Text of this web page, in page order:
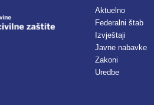
Aktuelno
Federalni štab
Izvještaji
Javne nabavke
Zakoni
Uredbe